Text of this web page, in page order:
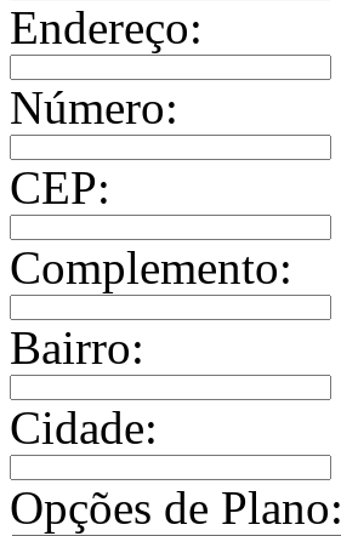
Endereço:
Número:
CEP:
Complemento:
Bairro:
Cidade:
Opções de Plano: